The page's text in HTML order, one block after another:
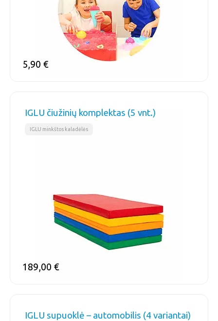
5,90 €
IGLU čiužinių komplektas (5 vnt.)
IGLU minkštos kaladėlės
189,00 €
IGLU supuoklė – automobilis (4 variantai)